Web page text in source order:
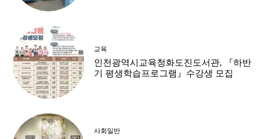
교육
인천광역시교육청화도진도서관, 『하반
기 평생학습프로그램』수강생 모집
사회일반